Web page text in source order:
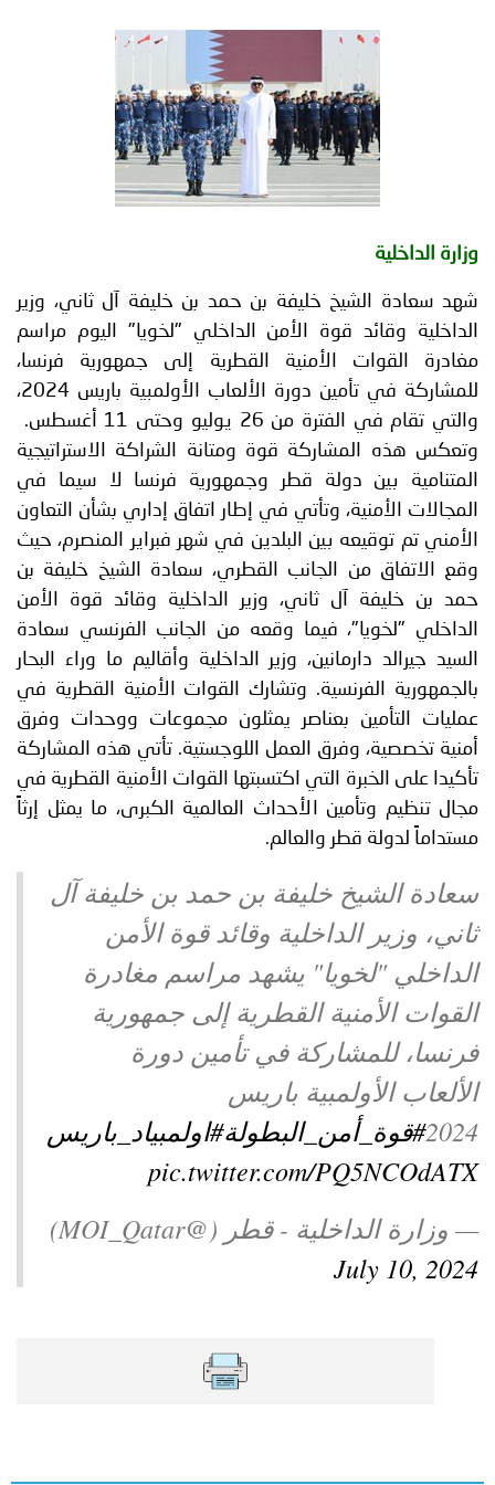
وفيديو
مجلة
أصداء
إعلانات
نحن
اتصل
بنا
وزارة الداخلية
شهد سعادة الشيخ خليفة بن حمد بن خليفة آل ثاني، وزير
الداخلية وقائد قوة الأمن الداخلي "لخويا" اليوم مراسم
مغادرة القوات الأمنية القطرية إلى جمهورية فرنسا،
للمشاركة في تأمين دورة الألعاب الأولمبية باريس 2024،
والتي تقام في الفترة من 26 يوليو وحتى 11 أغسطس.
وتعكس هذه المشاركة قوة ومتانة الشراكة الاستراتيجية
المتنامية بين دولة قطر وجمهورية فرنسا لا سيما في
المجالات الأمنية، وتأتي في إطار اتفاق إداري بشأن التعاون
الأمني تم توقيعه بين البلدين في شهر فبراير المنصرم، حيث
وقع الاتفاق من الجانب القطري، سعادة الشيخ خليفة بن
حمد بن خليفة آل ثاني، وزير الداخلية وقائد قوة الأمن
الداخلي "لخويا"، فيما وقعه من الجانب الفرنسي سعادة
السيد جيرالد دارمانين، وزير الداخلية وأقاليم ما وراء البحار
بالجمهورية الفرنسية. وتشارك القوات الأمنية القطرية في
عمليات التأمين بعناصر يمثلون مجموعات ووحدات وفرق
أمنية تخصصية، وفرق العمل اللوجستية. تأتي هذه المشاركة
تأكيدا على الخبرة التي اكتسبتها القوات الأمنية القطرية في
مجال تنظيم وتأمين الأحداث العالمية الكبرى، ما يمثل إرثاً
مستداماً لدولة قطر والعالم.
سعادة الشیخ خلیفة بن حمد بن خلیفة آل
ثاني، وزير الداخلیة وقائد قوة الأمن
الداخلي "لخويا" يشهد مراسم مغادرة
القوات الأمنیة القطرية إلى جمھورية
فرنسا، للمشاركة في تأمین دورة
الألعاب الأولمبیة باريس
2024#قوة_أمن_البطولة#اولمبياد_باريس
pic.twitter.com/PQ5NCOdATX
— وزارة الداخلية - قطر (@MOI_Qatar)
July 10, 2024